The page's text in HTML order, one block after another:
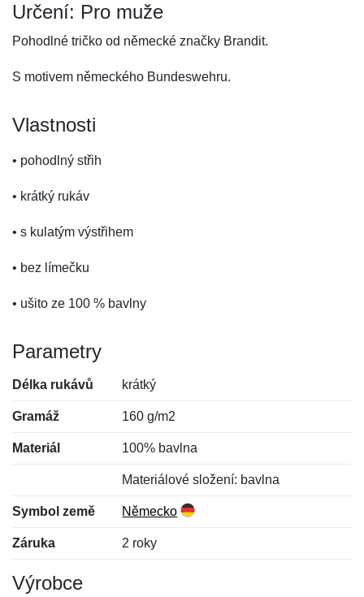
Určení: Pro muže
Pohodlné tričko od německé značky Brandit.
S motivem německého Bundeswehru.
Vlastnosti
• pohodlný střih
• krátký rukáv
• s kulatým výstřihem
• bez límečku
• ušito ze 100 % bavlny
Parametry
Délka rukávů krátký
Gramáž 160 g/m2
Materiál 100% bavlna
Materiálové složení: bavlna
Symbol země Německo
Záruka 2 roky
Výrobce